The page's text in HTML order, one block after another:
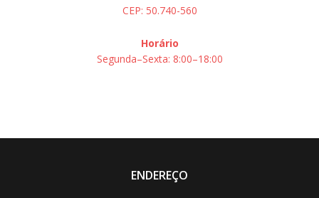
CEP: 50.740-560
Horário
Segunda–Sexta: 8:00–18:00
ENDEREÇO